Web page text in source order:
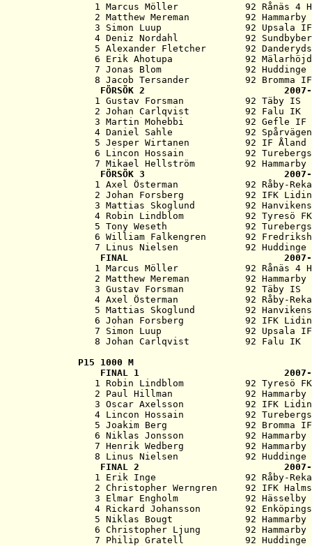
1 Marcus Möller            92 Rånäs 4
2 Matthew Mereman          92 Hammarby
3 Simon Luup               92 Upsala
4 Deniz Nordahl            92
5 Alexander Fletcher       92
6 Erik Ahotupa             92
7 Jonas Blom               92 Huddinge
8 Jacob Tersander          92 Bromma
FÖRSÖK 2
1 Gustav Forsman           92 Täby IS
2 Johan Carlqvist          92 Falu IK
3 Martin Mohebbi           92 Gefle IF
4 Daniel Sahle             92
5 Jesper Wirtanen          92 IF Åland
6 Lincon Hossain           92
7 Mikael Hellström         92 Hammarby
FÖRSÖK 3
1 Axel Österman            92 Råby-
2 Johan Forsberg           92 IFK
3 Mattias Skoglund         92
4 Robin Lindblom           92 Tyresö
5 Tony Weseth              92
6 William Falkengren       92
7 Linus Nielsen            92 Huddinge
FINAL
1 Marcus Möller            92 Rånäs 4
2 Matthew Mereman          92 Hammarby
3 Gustav Forsman           92 Täby IS
4 Axel Österman            92 Råby-
5 Mattias Skoglund         92
6 Johan Forsberg           92 IFK
7 Simon Luup               92 Upsala
P15 1000 M
FINAL 1
1 Robin Lindblom           92 Tyresö
2 Paul Hillman             92 Hammarby
3 Oscar Axelsson           92 IFK
4 Lincon Hossain           92
5 Joakim Berg              92 Bromma
6 Niklas Jonsson           92 Hammarby
7 Henrik Wedberg           92 Hammarby
8 Linus Nielsen            92 Huddinge
FINAL 2
1 Erik Inge                92 Råby-
2 Christopher Werngren     92 IFK
3 Elmar Engholm            92 Hässelby
4 Rickard Johansson        92
5 Niklas Bougt             92 Hammarby
6 Christopher Ljung        92 Hammarby
7 Philip Gratell           92 Huddinge